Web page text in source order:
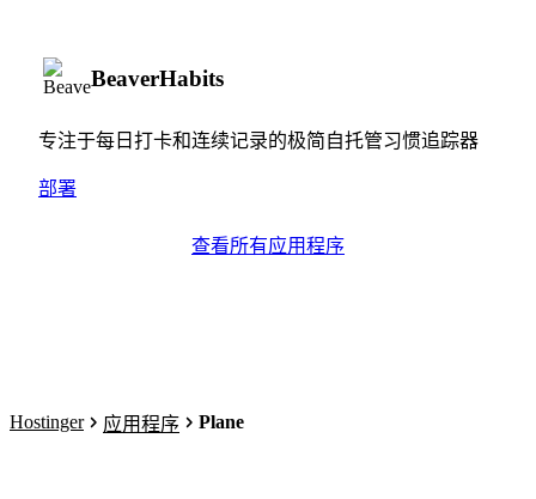
BeaverHabits
专注于每日打卡和连续记录的极简自托管习惯追踪器
部署
查看所有应用程序
Hostinger 应用程序 Plane